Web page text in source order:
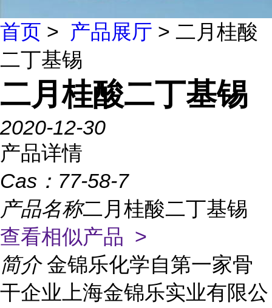
首页 > 产品展厅 > 二月桂酸
二丁基锡
二月桂酸二丁基锡
2020-12-30
产品详情
Cas： 77-58-7
产品名称二月桂酸二丁基锡
查看相似产品 >
简介 金锦乐化学自第一家骨
干企业上海金锦乐实业有限公